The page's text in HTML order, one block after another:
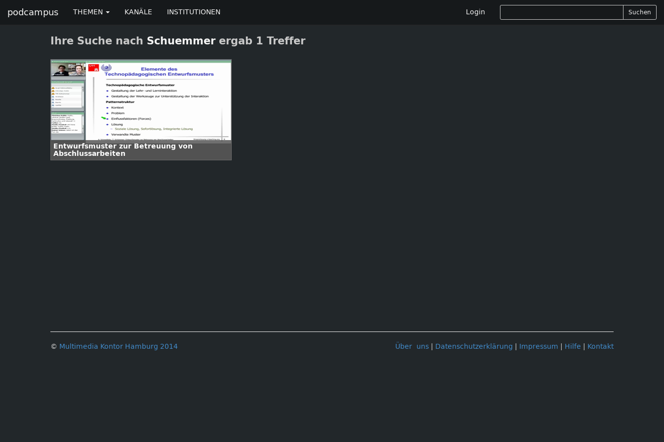
podcampus THEMEN KANÄLE INSTITUTIONEN Login Suchen
Ihre Suche nach Schuemmerergab 1 Treffer
Entwurfsmuster zur Betreuung von
Abschlussarbeiten
Über uns Datenschutzerklärung Impressum Hilfe Kontakt
© Multimedia Kontor Hamburg 2014